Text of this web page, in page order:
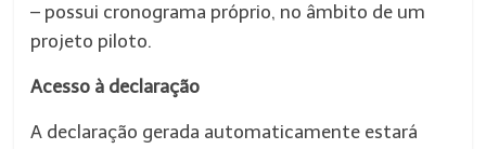
– possui cronograma próprio, no âmbito de um
projeto piloto.
Acesso à declaração
A declaração gerada automaticamente estará